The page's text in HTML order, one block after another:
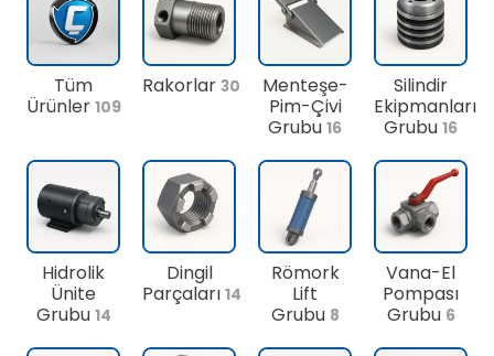
Tüm
Ürünler 109
Rakorlar 30
Menteşe-
Pim-Çivi
Grubu 16
Silindir
Ekipmanları
Grubu 16
Hidrolik
Ünite
Grubu 14
Dingil
Parçaları 14
Römork
Lift
Grubu 8
Vana-El
Pompası
Grubu 6